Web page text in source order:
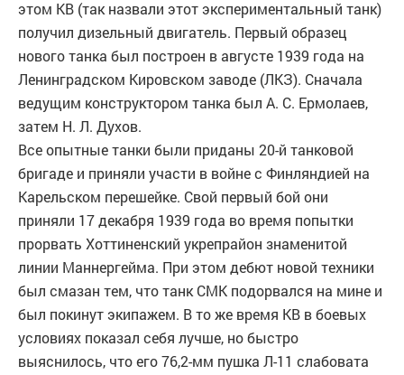
этом КВ (так назвали этот экспериментальный танк)
получил дизельный двигатель. Первый образец
нового танка был построен в августе 1939 года на
Ленинградском Кировском заводе (ЛКЗ). Сначала
ведущим конструктором танка был А. С. Ермолаев,
затем Н. Л. Духов.
Все опытные танки были приданы 20-й танковой
бригаде и приняли участи в войне с Финляндией на
Карельском перешейке. Свой первый бой они
приняли 17 декабря 1939 года во время попытки
прорвать Хоттиненский укрепрайон знаменитой
линии Маннергейма. При этом дебют новой техники
был смазан тем, что танк СМК подорвался на мине и
был покинут экипажем. В то же время КВ в боевых
условиях показал себя лучше, но быстро
выяснилось, что его 76,2-мм пушка Л-11 слабовата